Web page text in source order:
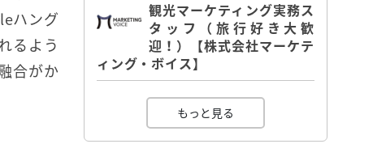
ハング
るよう
合がか
観光マーケティング実務ス
タッフ（旅行好き大歓
迎！）【株式会社マーケテ
ィング・ボイス】
もっと見る